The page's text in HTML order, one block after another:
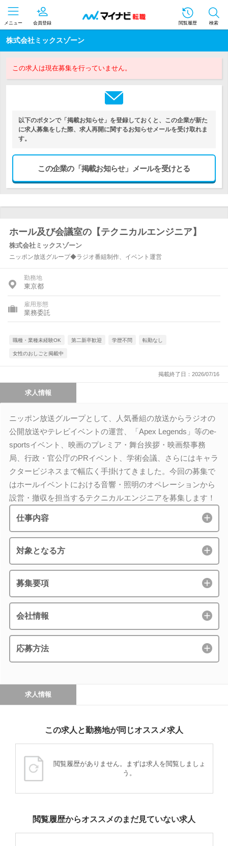
メニュー 会員登録 閲覧履歴 検索
株式会社ミックスゾーン
この求人は現在募集を行っていません。
以下のボタンで「掲載お知らせ」を登録しておくと、この企業が新た
に求人募集をした際、求人再開に関するお知らせメールを受け取れま
す。
この企業の「掲載お知らせ」メールを受けとる
ホール及び会議室の【テクニカルエンジニア】
株式会社ミックスゾーン
ニッポン放送グループ◆ラジオ番組制作、イベント運営
勤務地
東京都
雇用形態
業務委託
職種・業種未経験OK 第二新卒歓迎 学歴不問 転勤なし
女性のおしごと掲載中
掲載終了日：2026/07/16
求人情報
ニッポン放送グループとして、人気番組の放送からラジオの
公開放送やテレビイベントの運営、「Apex Legends」等のe-
sportsイベント、映画のプレミア・舞台挨拶・映画祭事務
局、行政・官公庁のPRイベント、学術会議、さらにはキャラ
クタービジネスまで幅広く手掛けてきました。今回の募集で
はホールイベントにおける音響・照明のオペレーションから
設営・撤収を担当するテクニカルエンジニアを募集します！
仕事内容
対象となる方
募集要項
会社情報
応募方法
求人情報
この求人と勤務地が同じオススメ求人
閲覧履歴がありません。まずは求人を閲覧しましょ
う。
閲覧履歴からオススメのまだ見ていない求人